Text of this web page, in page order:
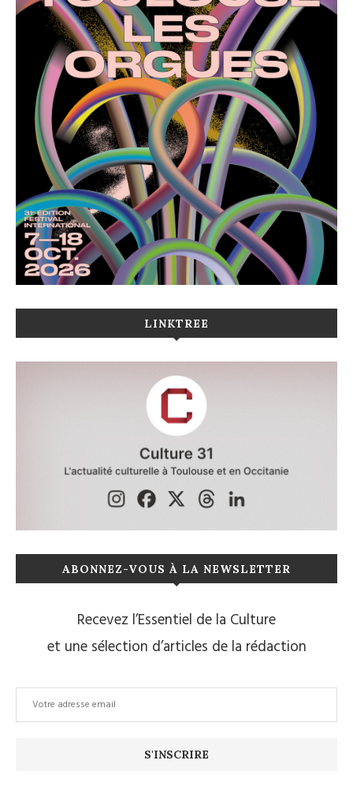
LINKTREE
ABONNEZ-VOUS À LA NEWSLETTER
Recevez l’Essentiel de la Culture
et une sélection d’articles de la rédaction